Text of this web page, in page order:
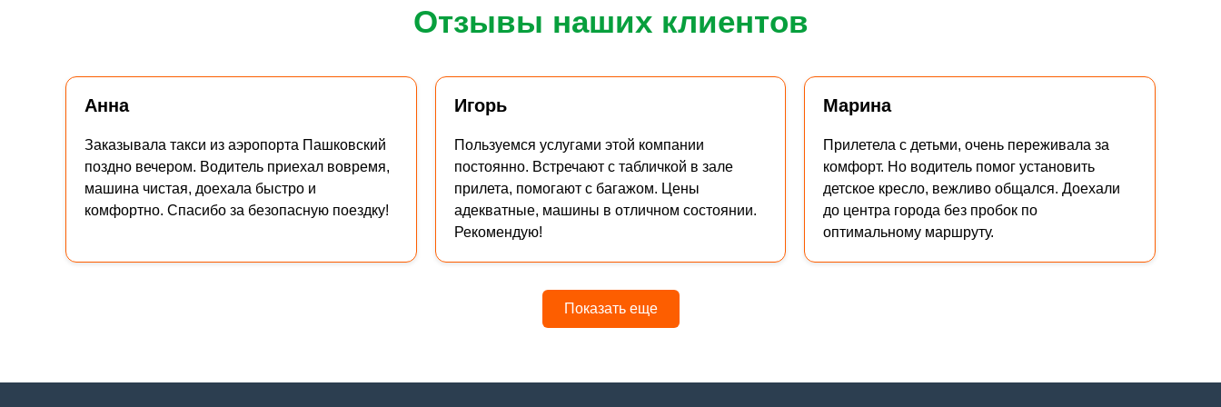
Отзывы наших клиентов
Анна
Заказывала такси из аэропорта Пашковский
поздно вечером. Водитель приехал вовремя,
машина чистая, доехала быстро и
комфортно. Спасибо за безопасную поездку!
Игорь
Пользуемся услугами этой компании
постоянно. Встречают с табличкой в зале
прилета, помогают с багажом. Цены
адекватные, машины в отличном состоянии.
Рекомендую!
Марина
Прилетела с детьми, очень переживала за
комфорт. Но водитель помог установить
детское кресло, вежливо общался. Доехали
до центра города без пробок по
оптимальному маршруту.
Показать еще